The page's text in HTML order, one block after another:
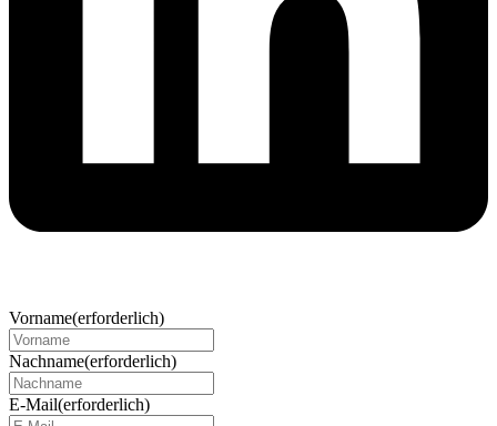
Vorname(erforderlich)
Nachname(erforderlich)
E-Mail(erforderlich)